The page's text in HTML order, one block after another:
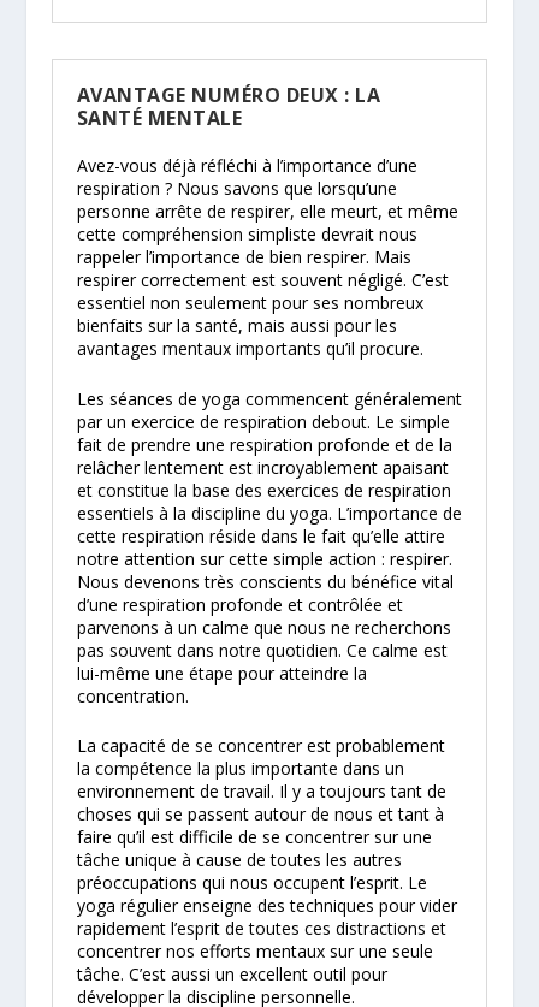
AVANTAGE NUMÉRO DEUX : LA
SANTÉ MENTALE
Avez-vous déjà réfléchi à l’importance d’une
respiration ? Nous savons que lorsqu’une
personne arrête de respirer, elle meurt, et même
cette compréhension simpliste devrait nous
rappeler l’importance de bien respirer. Mais
respirer correctement est souvent négligé. C’est
essentiel non seulement pour ses nombreux
bienfaits sur la santé, mais aussi pour les
avantages mentaux importants qu’il procure.
Les séances de yoga commencent généralement
par un exercice de respiration debout. Le simple
fait de prendre une respiration profonde et de la
relâcher lentement est incroyablement apaisant
et constitue la base des exercices de respiration
essentiels à la discipline du yoga. L’importance de
cette respiration réside dans le fait qu’elle attire
notre attention sur cette simple action : respirer.
Nous devenons très conscients du bénéfice vital
d’une respiration profonde et contrôlée et
parvenons à un calme que nous ne recherchons
pas souvent dans notre quotidien. Ce calme est
lui-même une étape pour atteindre la
concentration.
La capacité de se concentrer est probablement
la compétence la plus importante dans un
environnement de travail. Il y a toujours tant de
choses qui se passent autour de nous et tant à
faire qu’il est difficile de se concentrer sur une
tâche unique à cause de toutes les autres
préoccupations qui nous occupent l’esprit. Le
yoga régulier enseigne des techniques pour vider
rapidement l’esprit de toutes ces distractions et
concentrer nos efforts mentaux sur une seule
tâche. C’est aussi un excellent outil pour
développer la discipline personnelle.